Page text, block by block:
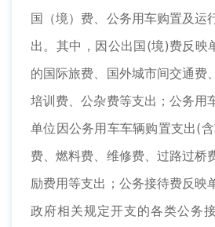
国（境）费、公务用车购置及运
出。其中，因公出国(境)费反映
的国际旅费、国外城市间交通费
培训费、公杂费等支出；公务用
单位因公务用车车辆购置支出(
费、燃料费、维修费、过路过桥
励费用等支出；公务接待费反映
政府相关规定开支的各类公务